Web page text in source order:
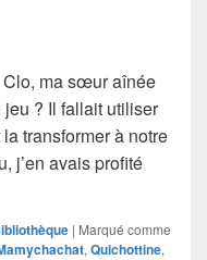
Clo, ma sœur aînée
jeu ? Il fallait utiliser
transformer à notre
j’en avais profité
Mamychachat
| Marqué comme
, Quichottine,